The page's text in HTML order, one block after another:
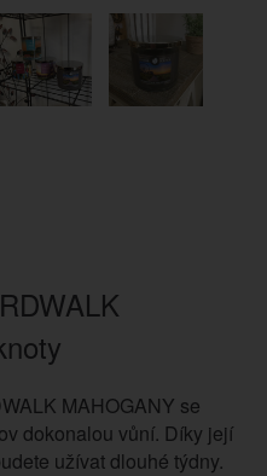
MAHOGANY se
dokonalou vůní. Díky její
užívat dlouhé týdny.